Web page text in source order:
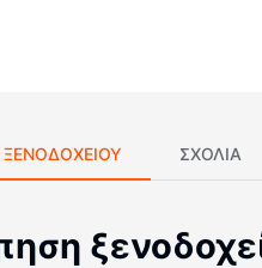
ΣΧΌΛΙΑ